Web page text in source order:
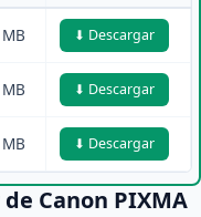
⬇ Descargar
⬇ Descargar
⬇ Descargar
Canon PIXMA